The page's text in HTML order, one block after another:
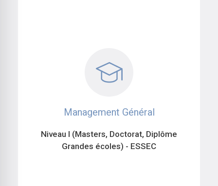
Management Général
Niveau I (Masters, Doctorat, Diplôme
Grandes écoles) - ESSEC